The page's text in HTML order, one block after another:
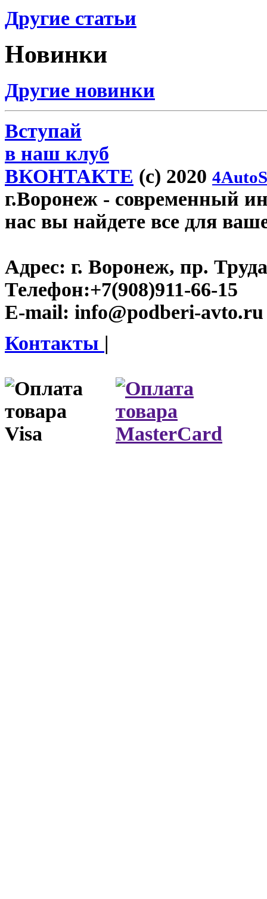
Другие статьи
Новинки
Другие новинки
Вступай
в наш клуб
ВКОНТАКТЕ (c) 2020
г.Воронеж - современный
нас вы найдете все для
Адрес: г. Воронеж, пр.
Телефон:+7(908)911-66-15
E-mail: info@podberi-avto.ru
Контакты |